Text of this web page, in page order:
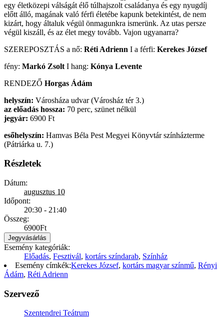
egy életközepi válságát élő túlhajszolt családanya és egy nyugdíj
előtt álló, magának való férfi életébe kapunk betekintést, de nem
kizárt, hogy általuk végül önmagunkra ismerünk. Az utas persze
végül kiszáll, és az élet megy tovább. Vajon ugyanarra?
SZEREPOSZTÁS a nő: Réti Adrienn I a férfi: Kerekes József
fény: Markó Zsolt I hang: Kónya Levente
RENDEZŐ Horgas Ádám
helyszín: Városháza udvar (Városház tér 3.)
az előadás hossza: 70 perc, szünet nélkül
jegyár: 6900 Ft
esőhelyszín: Hamvas Béla Pest Megyei Könyvtár színházterme
(Pátriárka u. 7.)
Részletek
Dátum:
augusztus 10
Időpont:
20:30 - 21:40
Összeg:
6900Ft
Jegyvásárlás
Esemény kategóriák:
Előadás, Fesztivál, kortárs színdarab, Színház
Esemény címkék:Kerekes József, kortárs magyar színmű, Rényi
Ádám, Réti Adrienn
Szervező
Szentendrei Teátrum